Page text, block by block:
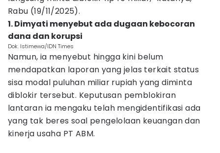
Rabu (19/11/2025).
1. Dimyati menyebut ada dugaan kebocoran
dana dan korupsi
Dok. Istimewa/IDN Times
Namun, ia menyebut hingga kini belum
mendapatkan laporan yang jelas terkait status
sisa modal puluhan miliar rupiah yang diminta
diblokir tersebut. Keputusan pemblokiran
lantaran ia mengaku telah mengidentifikasi ada
yang tak beres soal pengelolaan keuangan dan
kinerja usaha PT ABM.